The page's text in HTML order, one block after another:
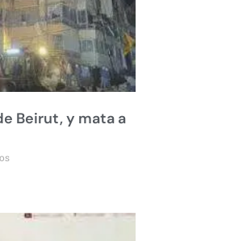
Beirut, y mata a